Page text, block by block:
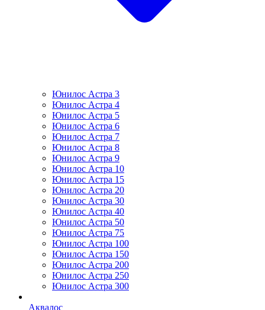
Юнилос Астра 3
Юнилос Астра 4
Юнилос Астра 5
Юнилос Астра 6
Юнилос Астра 7
Юнилос Астра 8
Юнилос Астра 9
Юнилос Астра 10
Юнилос Астра 15
Юнилос Астра 20
Юнилос Астра 30
Юнилос Астра 40
Юнилос Астра 50
Юнилос Астра 75
Юнилос Астра 100
Юнилос Астра 150
Юнилос Астра 200
Юнилос Астра 250
Юнилос Астра 300
Аквалос